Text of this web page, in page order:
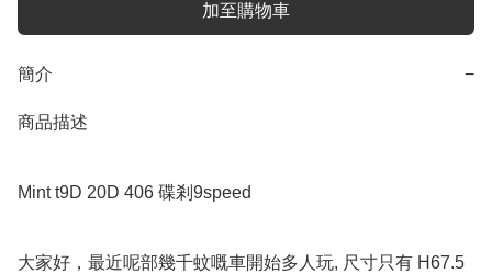
加至購物車
簡介 −
商品描述
Mint t9D 20D 406 碟剎9speed
大家好，最近呢部幾千蚊嘅車開始多人玩, 尺寸只有 H67.5